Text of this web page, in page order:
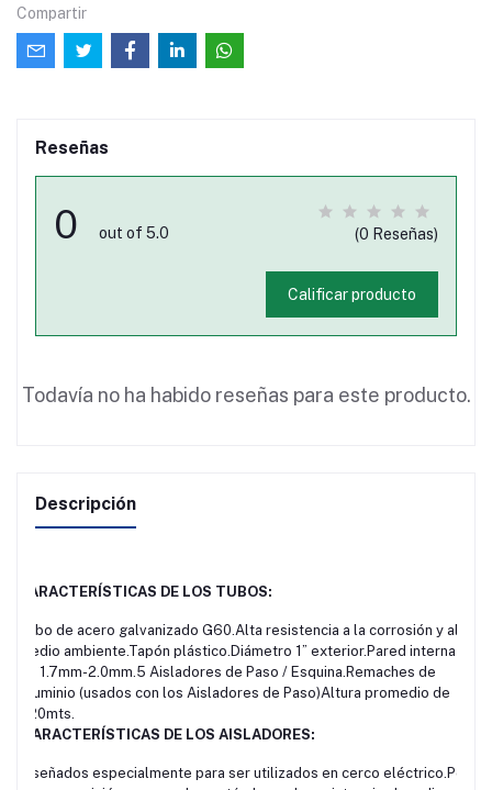
Compartir
Reseñas
0 out of 5.0 (0 Reseñas)
Calificar producto
Todavía no ha habido reseñas para este producto.
Descripción
CARACTERÍSTICAS DE LOS TUBOS:
Tubo de acero galvanizado G60.Alta resistencia a la corrosión y al
medio ambiente.Tapón plástico.Diámetro 1” exterior.Pared interna
de 1.7mm-2.0mm.5 Aisladores de Paso / Esquina.Remaches de
Aluminio (usados con los Aisladores de Paso)Altura promedio de
1.20mts.
CARACTERÍSTICAS DE LOS AISLADORES:
Diseñados especialmente para ser utilizados en cerco eléctrico.Por